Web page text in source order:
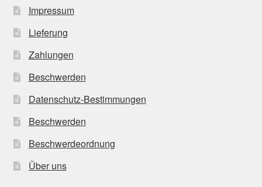
Impressum
Lieferung
Zahlungen
Beschwerden
Datenschutz-Bestimmungen
Beschwerden
Beschwerdeordnung
Über uns